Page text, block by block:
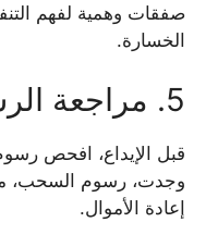
صفقات وهمية لفهم
الخسارة.
5. مراجعة الرسوم والسحب
قبل الإيداع، افحص
وجدت، رسوم السحب،
إعادة الأموال.